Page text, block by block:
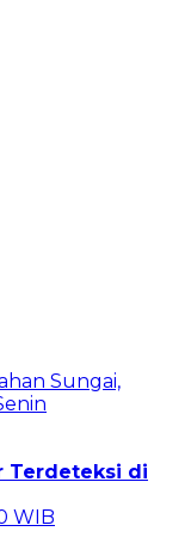
Terdeteksi di
WIB